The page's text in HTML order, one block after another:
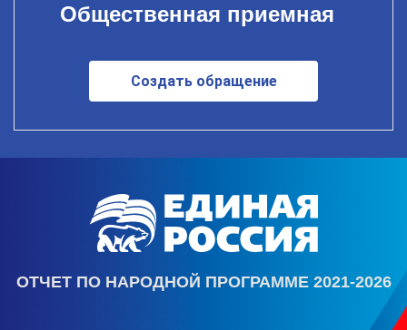
Общественная приемная
Создать обращение
ОТЧЕТ ПО НАРОДНОЙ ПРОГРАММЕ 2021-2026